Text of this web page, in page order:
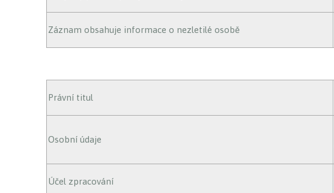
Záznam obsahuje informace o nezletilé osobě
Právní titul
Osobní údaje
Účel zpracování